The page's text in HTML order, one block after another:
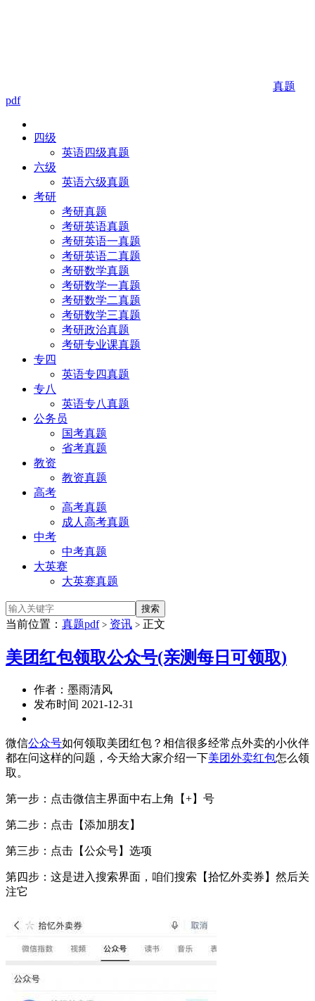
真题
pdf
四级
英语四级真题
六级
英语六级真题
考研
考研真题
考研英语真题
考研英语一真题
考研英语二真题
考研数学真题
考研数学一真题
考研数学二真题
考研数学三真题
考研政治真题
考研专业课真题
专四
英语专四真题
专八
英语专八真题
公务员
国考真题
省考真题
教资
教资真题
高考
高考真题
成人高考真题
中考
中考真题
大英赛
大英赛真题
当前位置： 真题pdf > 资讯 > 正文
美团红包领取公众号(亲测每日可领取)
作者：墨雨清风
发布时间 2021-12-31
微信公众号如何领取美团红包？相信很多经常点外卖的小伙伴
都在问这样的问题，今天给大家介绍一下美团外卖红包怎么领
取。
第一步：点击微信主界面中右上角【+】号
第二步：点击【添加朋友】
第三步：点击【公众号】选项
第四步：这是进入搜索界面，咱们搜索【拾忆外卖券】然后关
注它